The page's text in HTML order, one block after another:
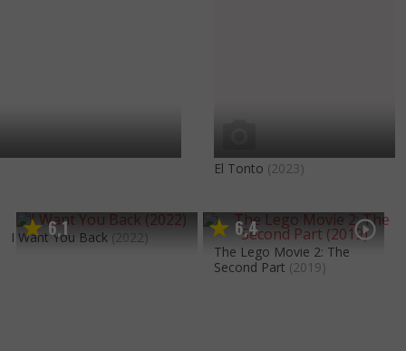
El Tonto (2023)
6,1
I Want You Back (2022) 6,4
The Lego Movie 2: The
Second Part (2019)